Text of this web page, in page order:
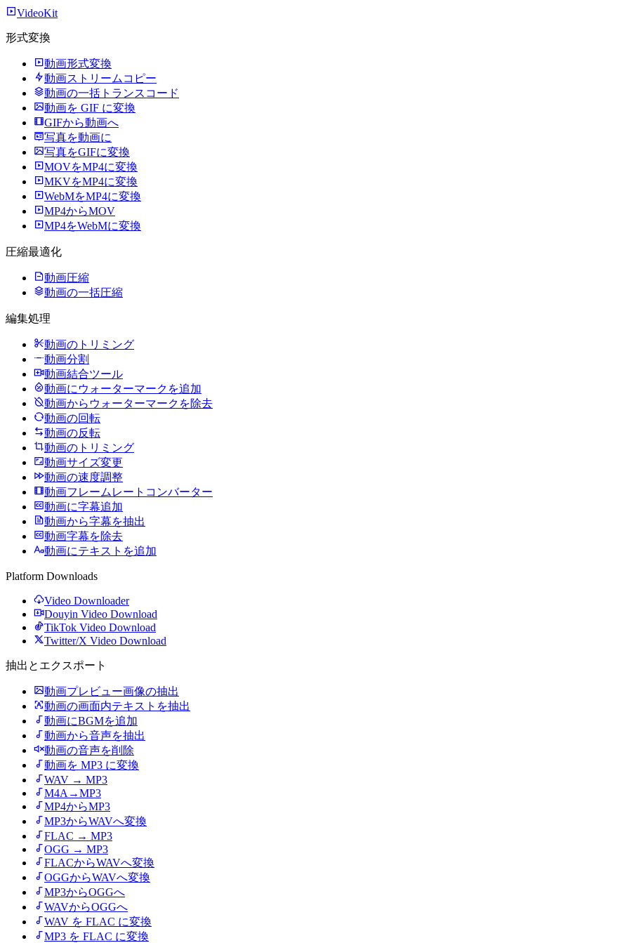
VideoKit
形式変換
動画形式変換
動画ストリームコピー
動画の一括トランスコード
動画を GIF に変換
GIFから動画へ
写真を動画に
写真をGIFに変換
MOVをMP4に変換
MKVをMP4に変換
WebMをMP4に変換
MP4からMOV
MP4をWebMに変換
圧縮最適化
動画圧縮
動画の一括圧縮
編集処理
動画のトリミング
動画分割
動画結合ツール
動画にウォーターマークを追加
動画からウォーターマークを除去
動画の回転
動画の反転
動画のトリミング
動画サイズ変更
動画の速度調整
動画フレームレートコンバーター
動画に字幕追加
動画から字幕を抽出
動画字幕を除去
動画にテキストを追加
Platform Downloads
Video Downloader
Douyin Video Download
TikTok Video Download
Twitter/X Video Download
抽出とエクスポート
動画プレビュー画像の抽出
動画の画面内テキストを抽出
動画にBGMを追加
動画から音声を抽出
動画の音声を削除
動画を MP3 に変換
WAV → MP3
M4A→MP3
MP4からMP3
MP3からWAVへ変換
FLAC → MP3
OGG → MP3
FLACからWAVへ変換
OGGからWAVへ変換
MP3からOGGへ
WAVからOGGへ
WAV を FLAC に変換
MP3 を FLAC に変換